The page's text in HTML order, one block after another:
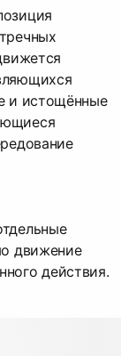
и истощённые
движение
действия.